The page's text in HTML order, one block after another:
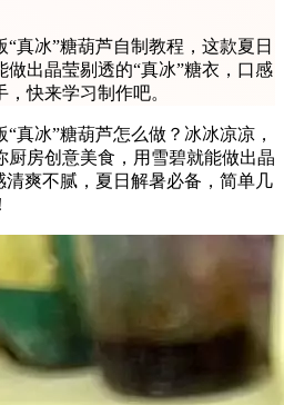
真冰”糖葫芦自制教程，这款夏日
出晶莹剔透的“真冰”糖衣，口感
快来学习制作吧。
“真冰”糖葫芦怎么做？冰冰凉凉，
厨房创意美食，用雪碧就能做出晶
清爽不腻，夏日解暑必备，简单几